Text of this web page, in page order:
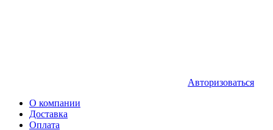
Авторизоваться
О компании
Доставка
Оплата